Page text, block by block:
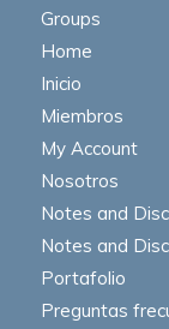
Groups
Home
Inicio
Miembros
My Account
Nosotros
Notes and
Notes and
Portafolio
Preguntas